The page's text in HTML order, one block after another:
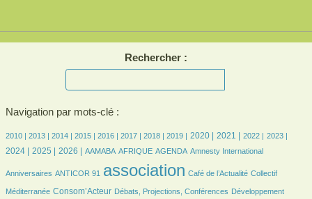
Rechercher :
Navigation par mots-clé :
6/3491
2010 |
14/3491
2013 |
162/3491 2014 |
384/3491 2015 |
382/3491 2016 |
531/3491 2017 |
624/3491 2018 |
619/3491 2019 |
918/3491 2020 |
793/3491 2021 |
631/3491 2022 |
551/3491 2023 |
768/3491
2024 |
836/3491
2025 |
997/3491 2026 |
87/3491 AAMABA
161/3491 AFRIQUE
449/3491 AGENDA
6/3491 Amnesty International
43/3491
Anniversaires ANTICOR 91 association Café de l’Actualité Collectif
Méditerranée
866/3491 Consom’Acteur
185/3491 Débats, Projections, Conférences
273/3491
Développement